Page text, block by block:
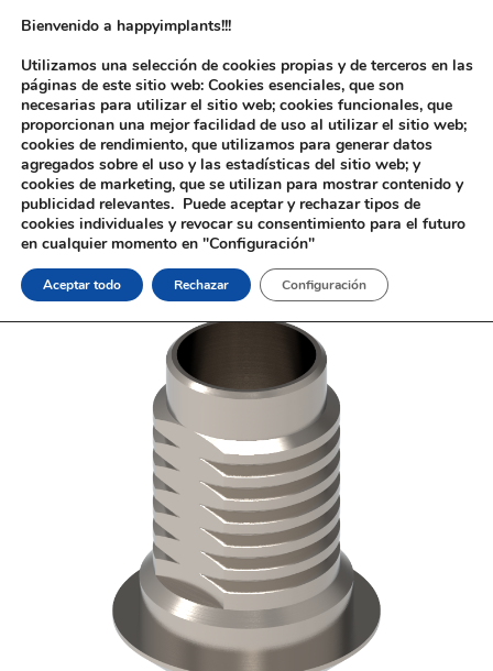
Inicio/Implantología/Aditamentos Digitales /Nobel®
Active®/ Interfase Antirrotatoria Nobel® Active®
Bienvenido a happyimplants!!!
Utilizamos una selección de cookies propias y de terceros en las
páginas de este sitio web: Cookies esenciales, que son
necesarias para utilizar el sitio web; cookies funcionales, que
proporcionan una mejor facilidad de uso al utilizar el sitio web;
cookies de rendimiento, que utilizamos para generar datos
agregados sobre el uso y las estadísticas del sitio web; y
cookies de marketing, que se utilizan para mostrar contenido y
publicidad relevantes. Puede aceptar y rechazar tipos de
cookies individuales y revocar su consentimiento para el futuro
en cualquier momento en "Configuración"
Aceptar todo Rechazar Configuración